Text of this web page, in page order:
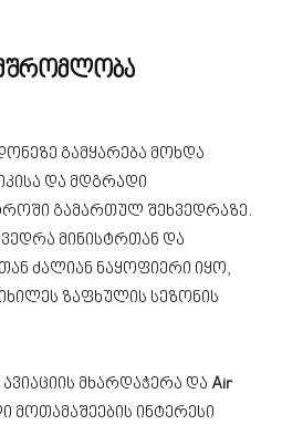
გამყარება მოხდა
და მდგრადი
გამართულ შეხვედრაზე.
მინისტრთან და
ძალიან ნაყოფიერი იყო,
ზაფხულის სეზონის
მხარდაჭერა და Air
მოთამაშეების ინტერესი